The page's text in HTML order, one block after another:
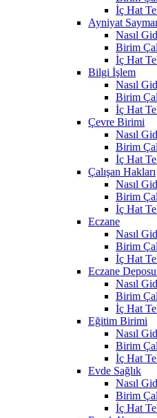
İç Hat
Ayniyat
Nasıl
Birim
İç Hat
Bilgi İşlem
Nasıl
Birim
İç Hat
Çevre Birimi
Nasıl
Birim
İç Hat
Çalışan Hakları
Nasıl
Birim
İç Hat
Eczane
Nasıl
Birim
İç Hat
Eczane
Nasıl
Birim
İç Hat
Eğitim Birimi
Nasıl
Birim
İç Hat
Evde Sağlık
Nasıl
Birim
İç Hat